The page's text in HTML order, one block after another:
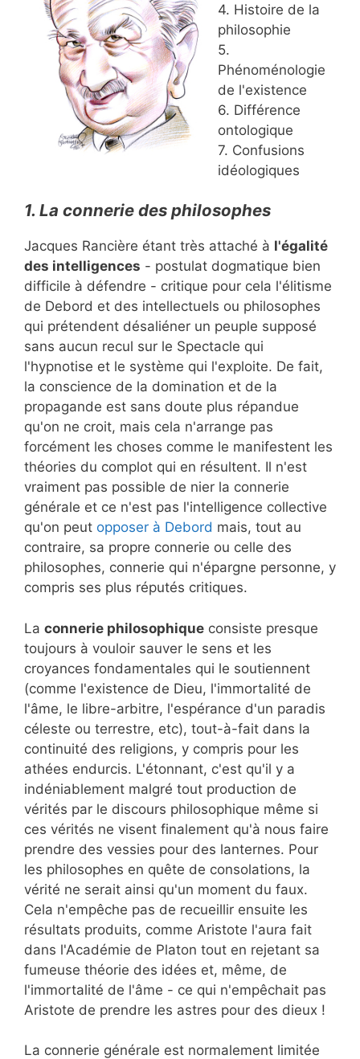
4. Histoire de la
philosophie
5.
Phénoménologie
de l'existence
6. Différence
ontologique
7. Confusions
idéologiques
1. La connerie des philosophes
Jacques Rancière étant très attaché à l'égalité
des intelligences - postulat dogmatique bien
difficile à défendre - critique pour cela l'élitisme
de Debord et des intellectuels ou philosophes
qui prétendent désaliéner un peuple supposé
sans aucun recul sur le Spectacle qui
l'hypnotise et le système qui l'exploite. De fait,
la conscience de la domination et de la
propagande est sans doute plus répandue
qu'on ne croit, mais cela n'arrange pas
forcément les choses comme le manifestent les
théories du complot qui en résultent. Il n'est
vraiment pas possible de nier la connerie
générale et ce n'est pas l'intelligence collective
qu'on peut opposer à Debord mais, tout au
contraire, sa propre connerie ou celle des
philosophes, connerie qui n'épargne personne, y
compris ses plus réputés critiques.
La connerie philosophique consiste presque
toujours à vouloir sauver le sens et les
croyances fondamentales qui le soutiennent
(comme l'existence de Dieu, l'immortalité de
l'âme, le libre-arbitre, l'espérance d'un paradis
céleste ou terrestre, etc), tout-à-fait dans la
continuité des religions, y compris pour les
athées endurcis. L'étonnant, c'est qu'il y a
indéniablement malgré tout production de
vérités par le discours philosophique même si
ces vérités ne visent finalement qu'à nous faire
prendre des vessies pour des lanternes. Pour
les philosophes en quête de consolations, la
vérité ne serait ainsi qu'un moment du faux.
Cela n'empêche pas de recueillir ensuite les
résultats produits, comme Aristote l'aura fait
dans l'Académie de Platon tout en rejetant sa
fumeuse théorie des idées et, même, de
l'immortalité de l'âme - ce qui n'empêchait pas
Aristote de prendre les astres pour des dieux !
La connerie générale est normalement limitée